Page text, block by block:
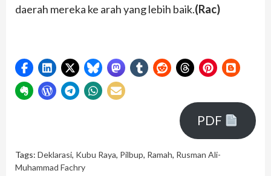
daerah mereka ke arah yang lebih baik.(Rac)
PDF
Tags: Deklarasi, Kubu Raya, Pilbup, Ramah, Rusman Ali-
Muhammad Fachry